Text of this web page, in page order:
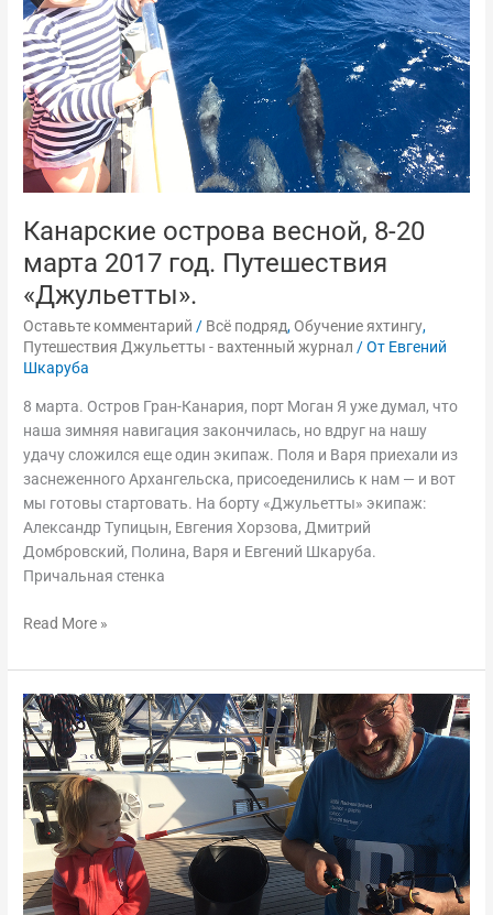
Канарские острова весной, 8-20
марта 2017 год. Путешествия
«Джульетты».
Оставьте комментарий / Всё подряд, Обучение яхтингу,
Путешествия Джульетты - вахтенный журнал / От Евгений
Шкаруба
8 марта. Остров Гран-Канария, порт Моган Я уже думал, что
наша зимняя навигация закончилась, но вдруг на нашу
удачу сложился еще один экипаж. Поля и Варя приехали из
заснеженного Архангельска, присоеденились к нам — и вот
мы готовы стартовать. На борту «Джульетты» экипаж:
Александр Тупицын, Евгения Хорзова, Дмитрий
Домбровский, Полина, Варя и Евгений Шкаруба.
Причальная стенка
2017
год.
Путешествия
«Джульетты».
Read More »
Портреты
морских
практиков:
Алексей
Чиркин,
капитан-
инженер
и
мастер-